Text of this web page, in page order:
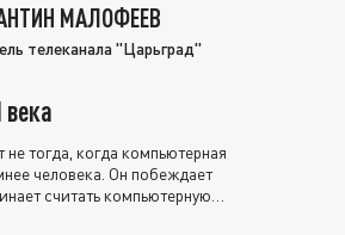
МАЛОФЕЕВ
телеканала "Царьград"
тогда, когда компьютерная
человека. Он побеждает
считать компьютерную